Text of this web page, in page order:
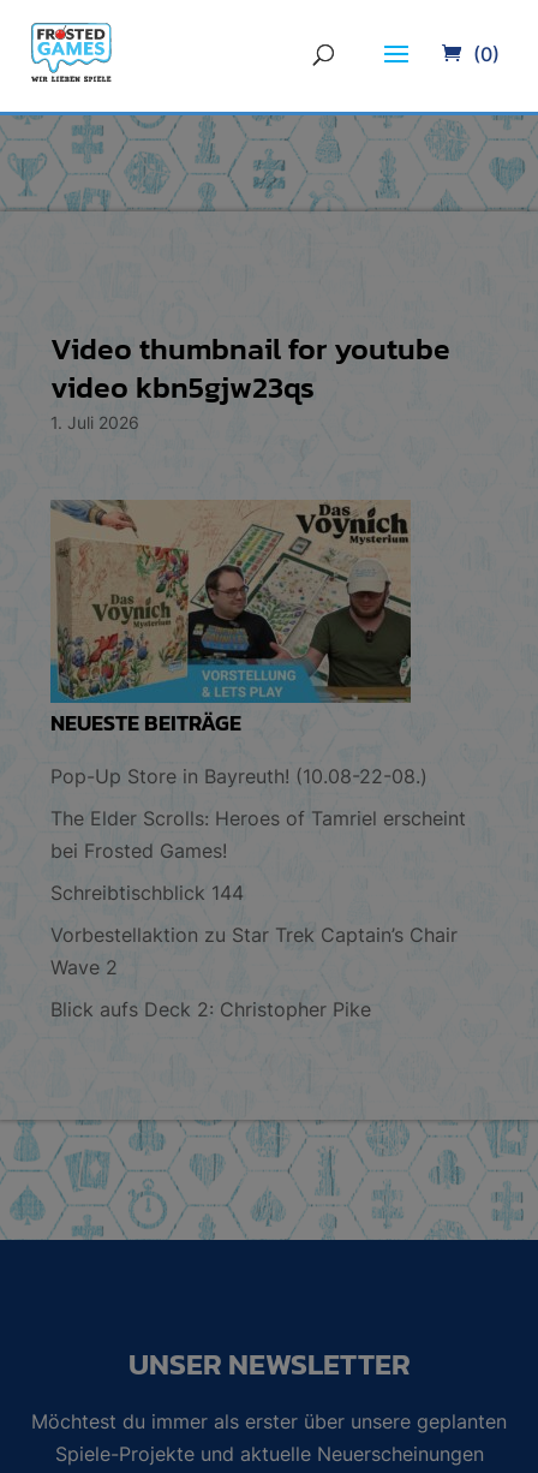
(0)
Video thumbnail for youtube
video kbn5gjw23qs
1. Juli 2026
NEUESTE BEITRÄGE
Pop-Up Store in Bayreuth! (10.08-22-08.)
The Elder Scrolls: Heroes of Tamriel erscheint
bei Frosted Games!
Schreibtischblick 144
Vorbestellaktion zu Star Trek Captain’s Chair
Wave 2
Blick aufs Deck 2: Christopher Pike
UNSER NEWSLETTER
Möchtest du immer als erster über unsere geplanten
Spiele-Projekte und aktuelle Neuerscheinungen